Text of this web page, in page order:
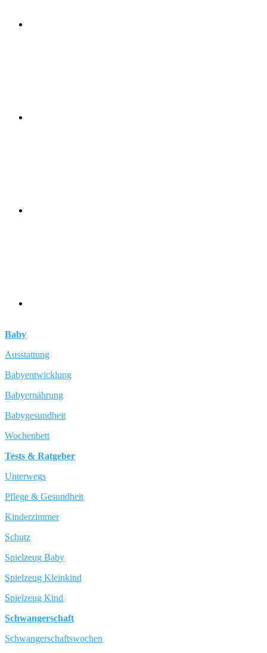
Baby
Ausstattung
Babyentwicklung
Babyernährung
Babygesundheit
Wochenbett
Tests & Ratgeber
Unterwegs
Pflege & Gesundheit
Kinderzimmer
Schutz
Spielzeug Baby
Spielzeug Kleinkind
Spielzeug Kind
Schwangerschaft
Schwangerschaftswochen